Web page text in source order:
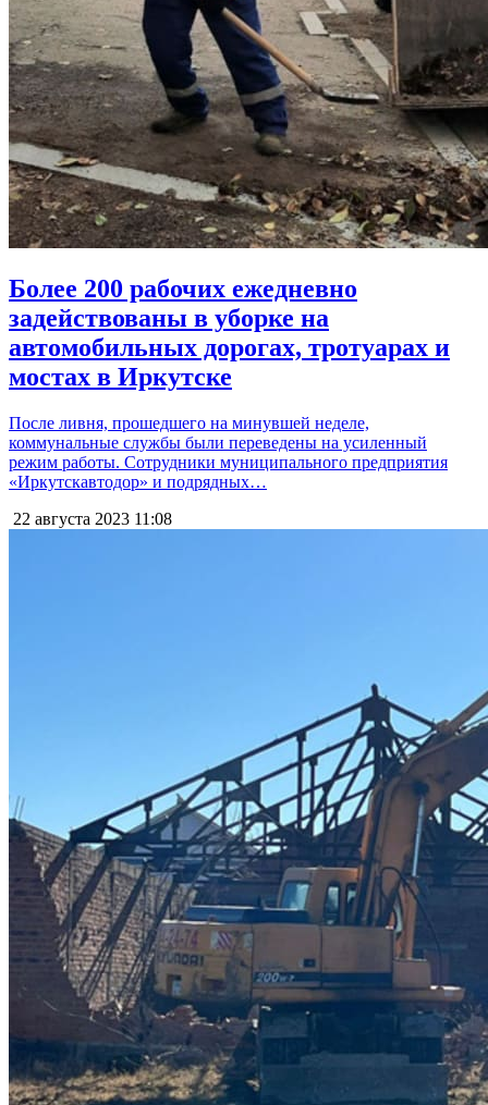
Более 200 рабочих ежедневно
задействованы в уборке на
автомобильных дорогах, тротуарах и
мостах в Иркутске
После ливня, прошедшего на минувшей неделе,
коммунальные службы были переведены на усиленный
режим работы. Сотрудники муниципального предприятия
«Иркутскавтодор» и подрядных…
22 августа 2023 11:08